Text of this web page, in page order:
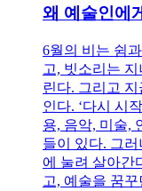
왜 예술인에
6월의 비는 쉼
고, 빗소리는
린다. 그리고
인다. ‘다시 시
용, 음악, 미술,
들이 있다. 그
에 눌려 살아간
고, 예술을 꿈꾸